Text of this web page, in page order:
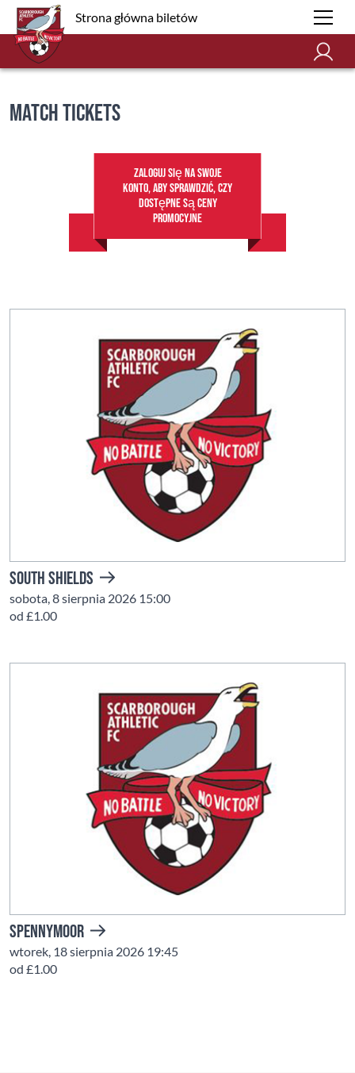
Strona główna biletów
Match Tickets
Zaloguj się na swoje
konto, aby sprawdzić, czy
dostępne są ceny
promocyjne
South Shields
sobota, 8 sierpnia 2026 15:00
od £1.00
Spennymoor
wtorek, 18 sierpnia 2026 19:45
od £1.00